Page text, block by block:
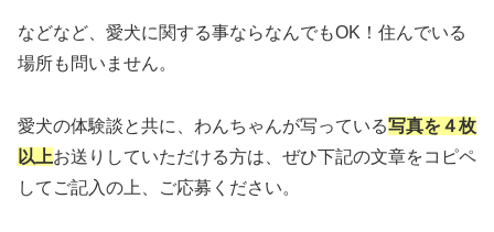
などなど、愛犬に関する事ならなんでもOK！住んでいる
場所も問いません。
愛犬の体験談と共に、わんちゃんが写っている写真を４枚
以上お送りしていただける方は、ぜひ下記の文章をコピペ
してご記入の上、ご応募ください。